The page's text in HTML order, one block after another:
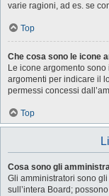
varie ragioni, ad es. se
Top
Che cosa sono le icone
Le icone argomento
argomenti per indicare il
permessi concessi
Top
Cosa sono gli
Gli amministratori sono
sull’intera Board;